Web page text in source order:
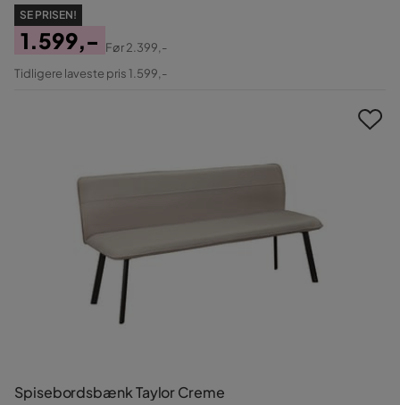
SE PRISEN!
Pris
1.599,-
Original
Før2.399,-
Tidligere laveste pris 1.599,-
Spisebordsbænk Taylor Creme